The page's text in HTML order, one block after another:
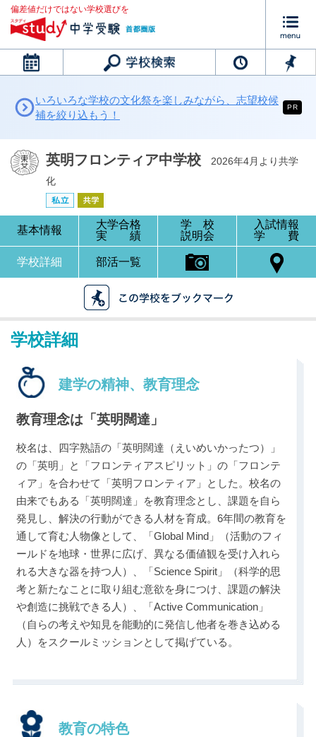
偏差値だけではない学校選びを
カレンダー
最近見た学校
英明フロンティア中学校2026年4月より共学化
ブックマークした学校
ブックマークした学校はありません
いろいろな学校の文化祭を楽しみながら、志望校候
補を絞り込もう！
PR
英明フロンティア中学校 2026年4月より共学
化
基本情報
大学合格
実 績
学 校
説明会
入試情報
学 費
学校詳細 部活一覧
学校詳細
建学の精神、教育理念
教育理念は「英明闊達」
校名は、四字熟語の「英明闊達（えいめいかったつ）」
の「英明」と「フロンティアスピリット」の「フロンテ
ィア」を合わせて「英明フロンティア」とした。校名の
由来でもある「英明闊達」を教育理念とし、課題を自ら
発見し、解決の行動ができる人材を育成。6年間の教育を
通して育む人物像として、「Global Mind」（活動のフィ
ールドを地球・世界に広げ、異なる価値観を受け入れら
れる大きな器を持つ人）、「Science Spirit」（科学的思
考と新たなことに取り組む意欲を身につけ、課題の解決
や創造に挑戦できる人）、「Active Communication」
（自らの考えや知見を能動的に発信し他者を巻き込める
人）をスクールミッションとして掲げている。
教育の特色